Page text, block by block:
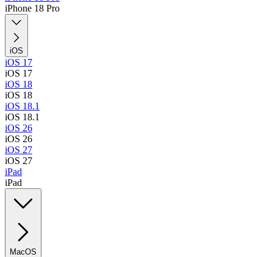
iPhone 18 Pro
iOS
iOS 17
iOS 17
iOS 18
iOS 18
iOS 18.1
iOS 18.1
iOS 26
iOS 26
iOS 27
iOS 27
iPad
iPad
MacOS